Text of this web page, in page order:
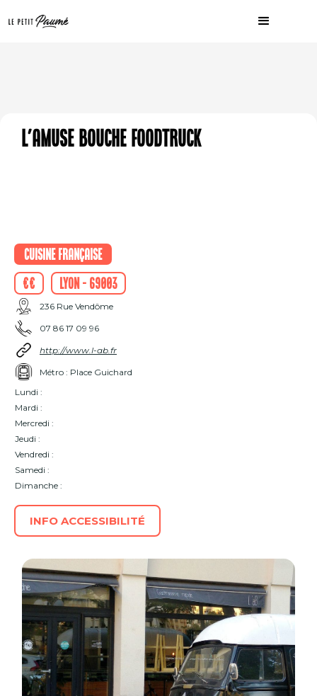
L'Amuse Bouche Foodtruck
Cuisine française
€€
Lyon - 69003
236 Rue Vendôme
07 86 17 09 96
http://www.l-ab.fr
Métro : Place Guichard
Lundi :
Mardi :
Mercredi :
Jeudi :
Vendredi :
Samedi :
Dimanche :
INFO ACCESSIBILITÉ